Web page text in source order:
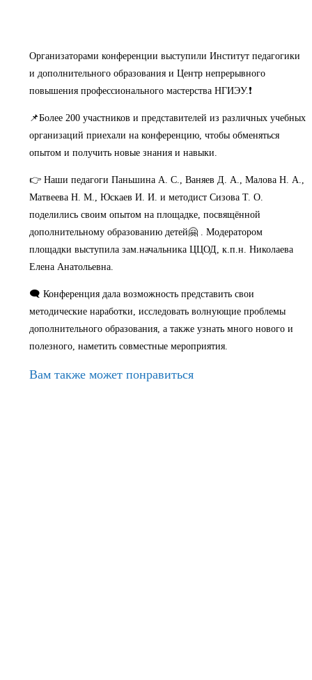
Организаторами конференции выступили Институт педагогики
и дополнительного образования и Центр непрерывного
повышения профессионального мастерства НГИЭУ.❗
📌Более 200 участников и представителей из различных учебных
организаций приехали на конференцию, чтобы обменяться
опытом и получить новые знания и навыки.
👉 Наши педагоги Паньшина А. С., Ваняев Д. А., Малова Н. А.,
Матвеева Н. М., Юскаев И. И. и методист Сизова Т. О.
поделились своим опытом на площадке, посвящённой
дополнительному образованию детей🤗 . Модератором
площадки выступила зам.начальника ЦЦОД, к.п.н. Николаева
Елена Анатольевна.
🗨️ Конференция дала возможность представить свои
методические наработки, исследовать волнующие проблемы
дополнительного образования, а также узнать много нового и
полезного, наметить совместные мероприятия.
Вам также может понравиться